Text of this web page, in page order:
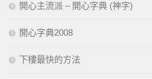
開心主流派 – 開心字典 (神字)
開心字典2008
下樓最快的方法